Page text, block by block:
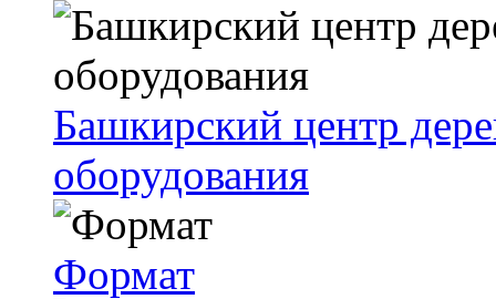
Башкирский центр
оборудования
Формат